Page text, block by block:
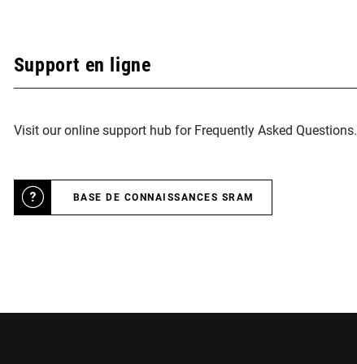
Support en ligne
Visit our online support hub for Frequently Asked Questions.
BASE DE CONNAISSANCES SRAM